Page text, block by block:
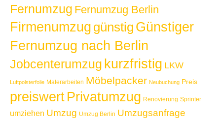
Fernumzug Fernumzug Berlin
Firmenumzug günstig Günstiger
Fernumzug nach Berlin
Jobcenterumzug kurzfristig LKW
Luftpolsterfolie Malerarbeiten Möbelpacker Neubuchung Preis
preiswert Privatumzug Renovierung Sprinter
umziehen Umzug Umzug Berlin Umzugsanfrage